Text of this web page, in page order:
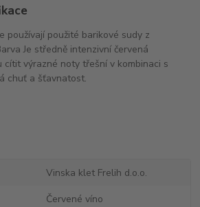
používají použité barikové sudy z
Je středně intenzivní červená
cítit výrazné noty třešní v kombinaci s
chuť a šťavnatost.
Vinska klet Frelih d.o.o.
Červené víno